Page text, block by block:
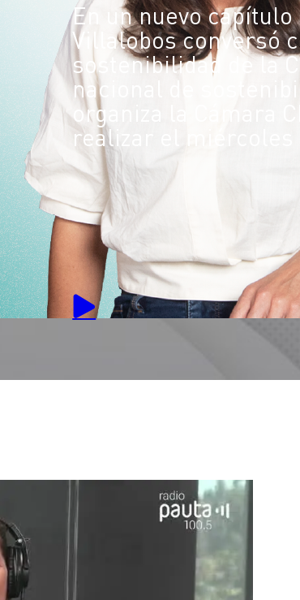
En un nuevo
Villalobos conversó
sostenibilidad de la
nacional de
organiza la Cámara
realizar el miércoles